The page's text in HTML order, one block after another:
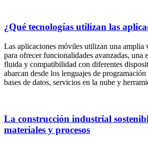
¿Qué tecnologías utilizan las
Las aplicaciones móviles utilizan una amplia
para ofrecer funcionalidades avanzadas, una
fluida y compatibilidad con diferentes
abarcan desde los lenguajes de
bases de datos, servicios en la nube y
La construcción industrial
materiales y procesos